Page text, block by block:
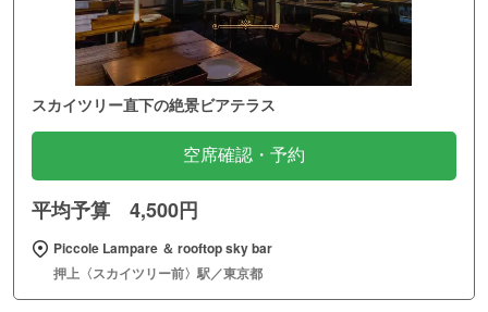
スカイツリー直下の絶景ビアテラス
空席確認・予約
平均予算 4,500円
Piccole Lampare ＆ rooftop sky bar
押上〈スカイツリー前〉駅／東京都